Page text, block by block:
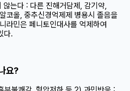
는다 : 다른 진해거담제, 감기약,
코올, 중추신경억제제 병용시 졸음을
라민은 페니토인대사를 억제하여
다.
요?